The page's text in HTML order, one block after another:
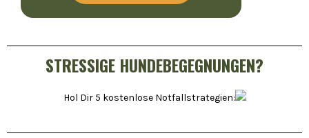
STRESSIGE HUNDEBEGEGNUNGEN?
Hol Dir 5 kostenlose Notfallstrategien: